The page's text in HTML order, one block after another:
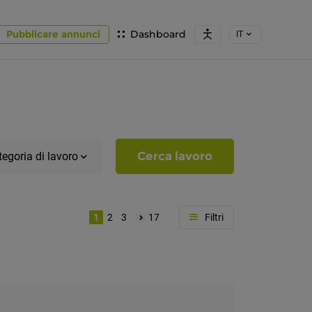
Dashboard
Pubblicare annunci IT
di lavoro Cerca lavoro
1 2 3 17